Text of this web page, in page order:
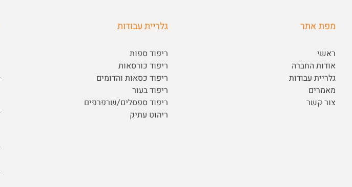
מפת אתר
ראשי
אודות החברה
גלריית עבודות
מאמרים
צור קשר
גלריית עבודות
ריפוד ספות
ריפוד כורסאות
ריפוד כסאות והדומים
ריפוד בעור
ריפוד ספסלים/שרפרפים
ריהוט עתיק